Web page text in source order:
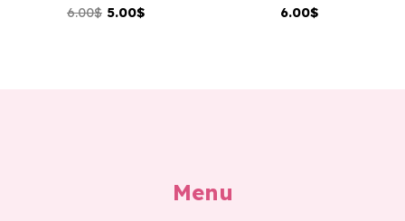
6.00$ 5.00$ 6.00$
Menu